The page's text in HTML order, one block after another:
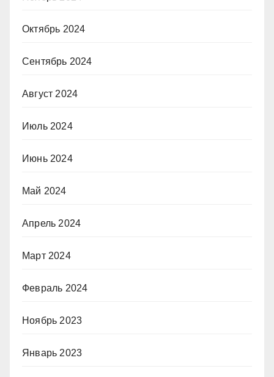
Октябрь 2024
Сентябрь 2024
Август 2024
Июль 2024
Июнь 2024
Май 2024
Апрель 2024
Март 2024
Февраль 2024
Ноябрь 2023
Январь 2023